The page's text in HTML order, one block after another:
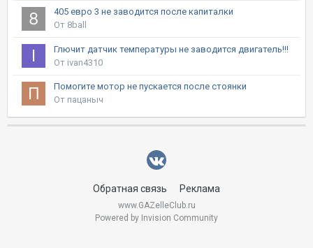
405 евро 3 не заводится после капиталки
От 8ball
Глючит датчик температуры не заводится двигатель!!!
От ivan4310
Помогите мотор не пускается после стоянки
От пацаныч
Обратная связь Реклама
www.GAZelleClub.ru
Powered by Invision Community